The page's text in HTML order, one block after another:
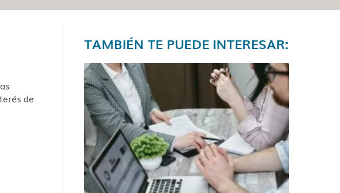
de
TAMBIÉN TE PUEDE INTERESAR: